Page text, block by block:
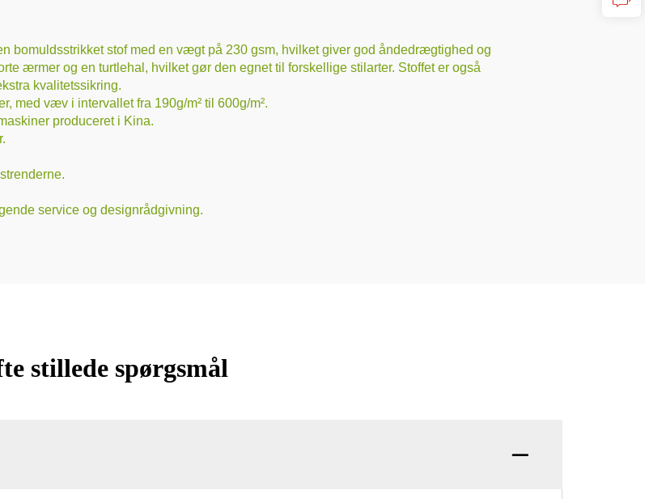
bomuldsstrikket stof med en vægt på 230 gsm, hvilket giver god åndedrægtighed og
ærmer og en turtlehal, hvilket gør den egnet til forskellige stilarter. Stoffet er også
kvalitetssikring.
med væv i intervallet fra 190g/m² til 600g/m².
produceret i Kina.
service og designrådgivning.
stillede spørgsmål